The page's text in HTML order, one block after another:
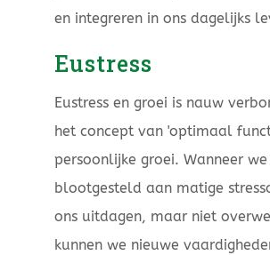
en integreren in ons dagelijks
Eustress
Eustress en groei is nauw
het concept van 'optimaal
persoonlijke groei. Wanneer
blootgesteld aan matige
ons uitdagen, maar niet
kunnen we nieuwe